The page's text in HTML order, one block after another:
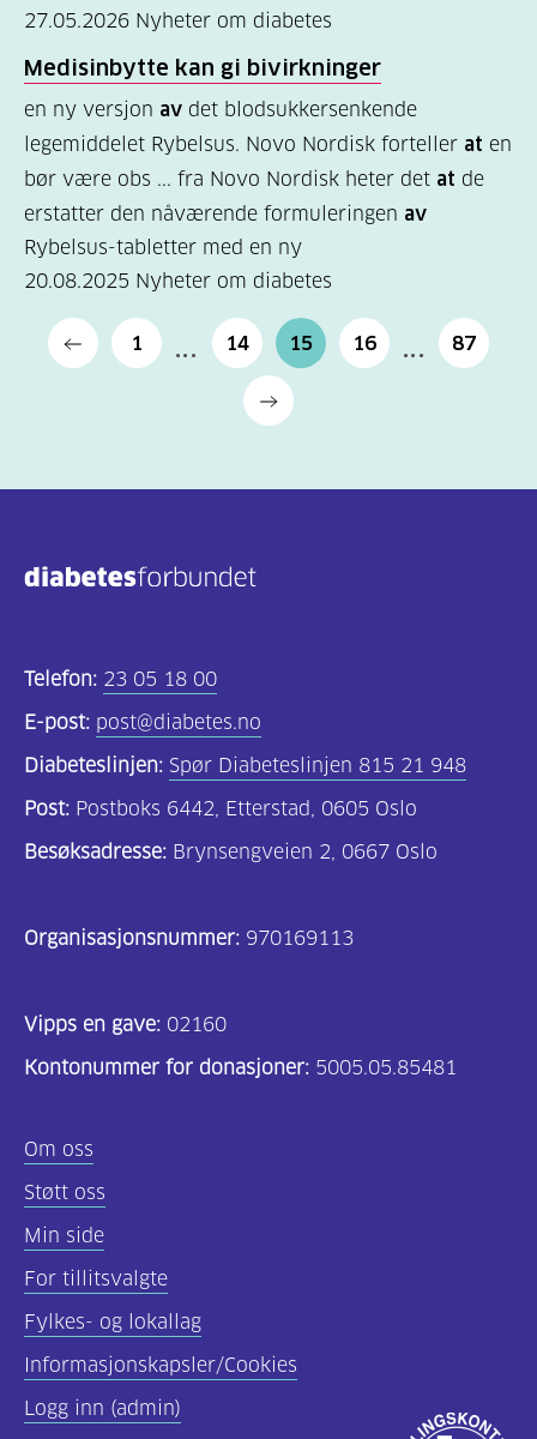
27.05.2026 Nyheter om diabetes
Medisinbytte kan gi bivirkninger
en ny versjon av det blodsukkersenkende
legemiddelet Rybelsus. Novo Nordisk forteller at en
bør være obs ... fra Novo Nordisk heter det at de
erstatter den nåværende formuleringen av
Rybelsus-tabletter med en ny
20.08.2025 Nyheter om diabetes
1 14 15 16 87
Telefon: 23 05 18 00
E-post: post@diabetes.no
Diabeteslinjen: Spør Diabeteslinjen 815 21 948
Post: Postboks 6442, Etterstad, 0605 Oslo
Besøksadresse: Brynsengveien 2, 0667 Oslo
Organisasjonsnummer: 970169113
Vipps en gave: 02160
Kontonummer for donasjoner: 5005.05.85481
Om oss
Støtt oss
Min side
For tillitsvalgte
Fylkes- og lokallag
Informasjonskapsler/Cookies
Logg inn (admin)
Godkjent